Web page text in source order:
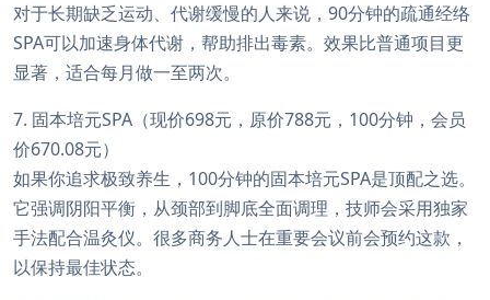
对于长期缺乏运动、代谢缓慢的人来说，90分钟的疏通经络
SPA可以加速身体代谢，帮助排出毒素。效果比普通项目更
显著，适合每月做一至两次。
7. 固本培元SPA（现价698元，原价788元，100分钟，会员
价670.08元）
如果你追求极致养生，100分钟的固本培元SPA是顶配之选。
它强调阴阳平衡，从颈部到脚底全面调理，技师会采用独家
手法配合温灸仪。很多商务人士在重要会议前会预约这款，
以保持最佳状态。